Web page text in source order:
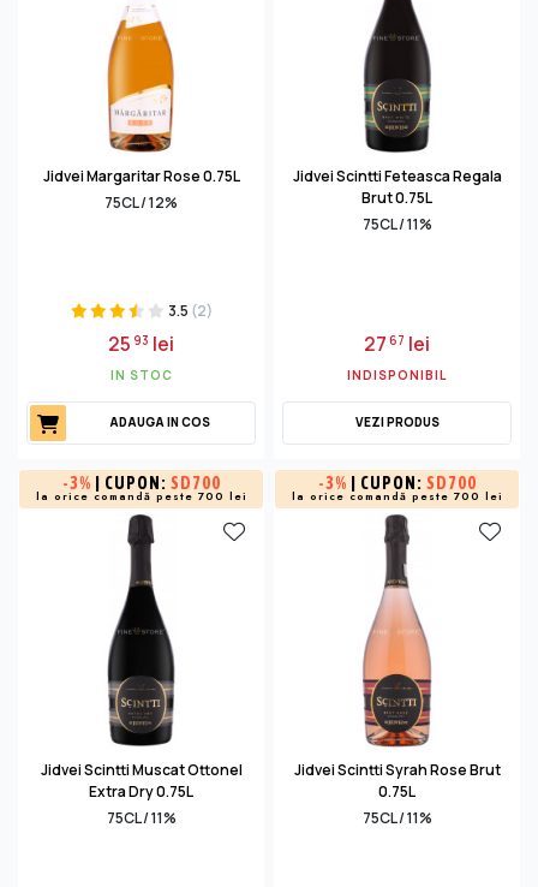
Jidvei Margaritar Rose 0.75L
75CL / 12%
3.5 (2)
2593 lei
IN STOC
ADAUGA IN COS
Jidvei Scintti Feteasca Regala
Brut 0.75L
75CL / 11%
2767 lei
INDISPONIBIL
VEZI PRODUS
-3% | CUPON: SD700
la orice comandă peste 700 lei
Jidvei Scintti Muscat Ottonel
Extra Dry 0.75L
75CL / 11%
-3% | CUPON: SD700
la orice comandă peste 700 lei
Jidvei Scintti Syrah Rose Brut
0.75L
75CL / 11%